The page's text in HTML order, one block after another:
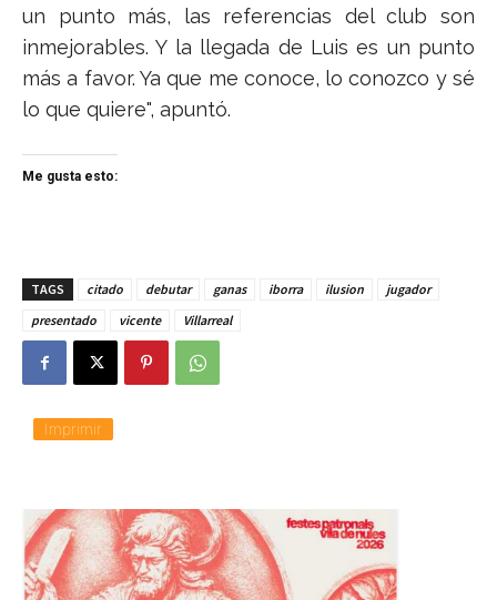
un punto más, las referencias del club son
inmejorables. Y la llegada de Luis es un punto
más a favor. Ya que me conoce, lo conozco y sé
lo que quiere", apuntó.
Me gusta esto:
TAGS citado debutar ganas iborra ilusion
jugador
presentado
vicente Villarreal
Imprimir